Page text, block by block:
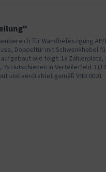
für Wandbefestigung AP/
Doppeltür mit Schwenkhebel
wie folgt: 1x Zählerplatz,
Hutschienen in Verteilerfeld 3
und verdrahtet gemäß VNB.0001